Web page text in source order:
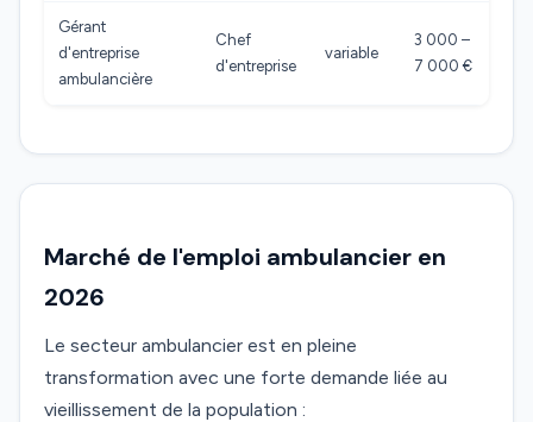
Gérant
d'entreprise
ambulancière
Chef
d'entreprise
variable
3 000 –
7 000 €
Marché de l'emploi ambulancier en
2026
Le secteur ambulancier est en pleine
transformation avec une forte demande liée au
vieillissement de la population :